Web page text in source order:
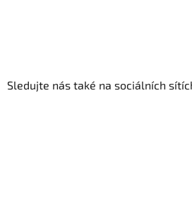
Sledujte nás také na sociálních